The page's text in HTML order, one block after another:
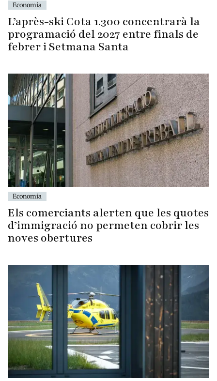
Economia
L’après-ski Cota 1.300 concentrarà la
programació del 2027 entre finals de
febrer i Setmana Santa
Economia
Els comerciants alerten que les quotes
d’immigració no permeten cobrir les
noves obertures